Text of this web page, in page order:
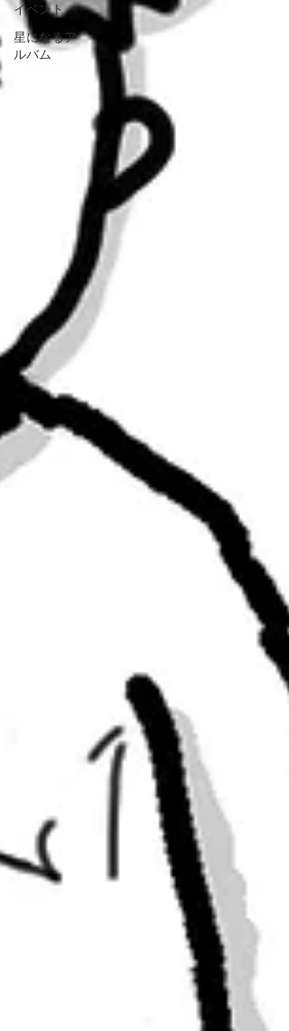
イベント
星になるア
ルバム